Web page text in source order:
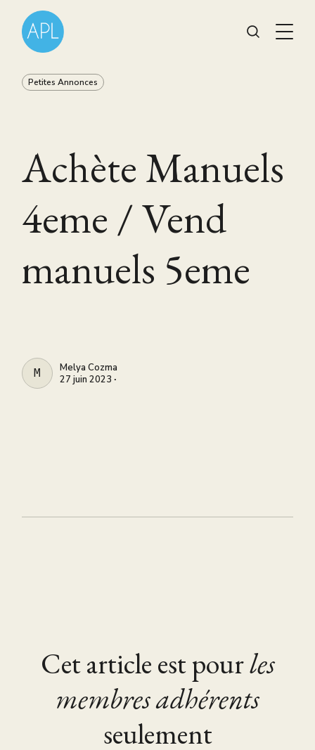
Petites Annonces
Achète Manuels
4eme / Vend
manuels 5eme
MELYA COZMA
Melya Cozma
27 juin 2023 ∙
Cet article est pourles
membres adhérents
seulement